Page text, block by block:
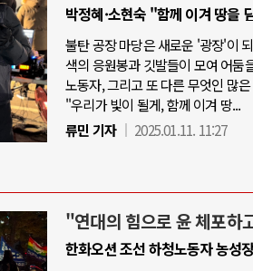
박정혜·소현숙 "함께 이겨 땅을
불탄 공장 마당은 새로운 '광장'이
색의 응원봉과 깃발들이 모여 어둠
노동자, 그리고 또 다른 무엇인 많
"우리가 빛이 될게, 함께 이겨 땅...
류민 기자
2025.01.11. 11:27
"연대의 힘으로 윤 체포하
한화오션 조선 하청노동자 농성